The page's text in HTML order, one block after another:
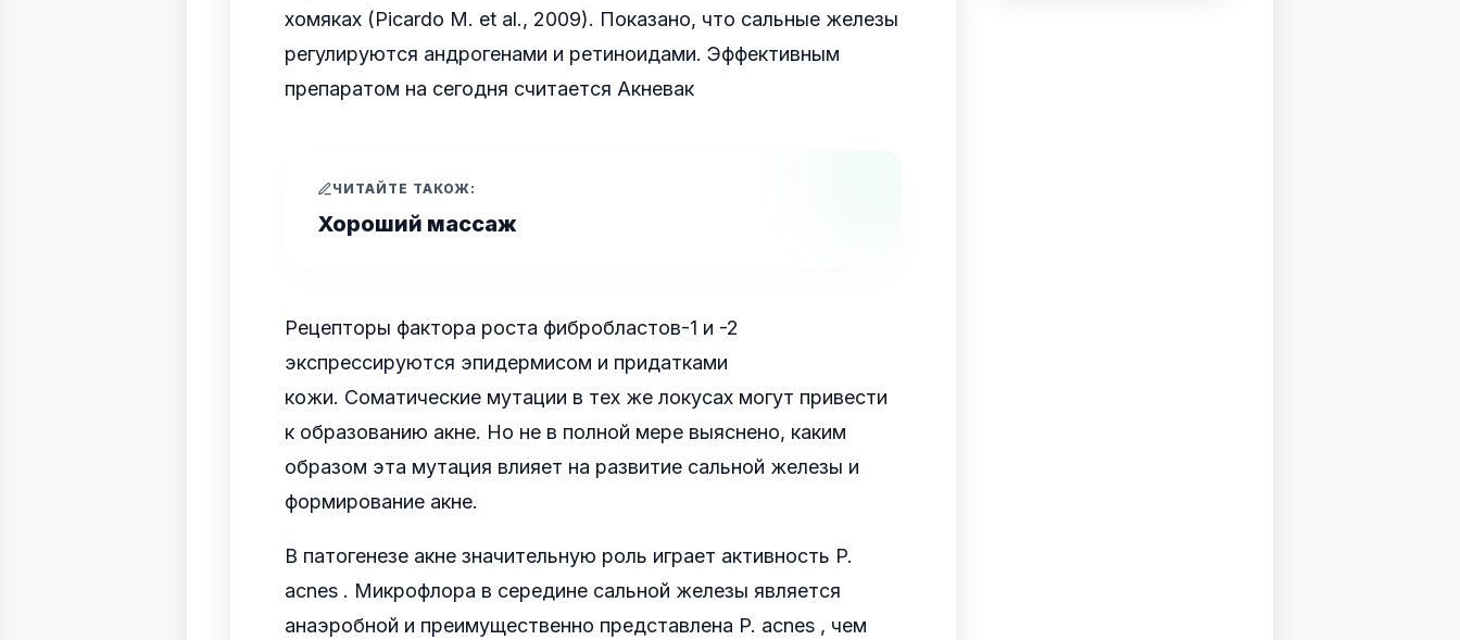
хомяках (Picardo M. et al., 2009). Показано, что сальные железы
регулируются андрогенами и ретиноидами. Эффективным
препаратом на сегодня считается Акневак
ЧИТАЙТЕ ТАКОЖ:
Хороший массаж
Рецепторы фактора роста фибробластов-1 и -2
экспрессируются эпидермисом и придатками
кожи. Соматические мутации в тех же локусах могут привести
к образованию акне. Но не в полной мере выяснено, каким
образом эта мутация влияет на развитие сальной железы и
формирование акне.
В патогенезе акне значительную роль играет активность P.
acnes . Микрофлора в середине сальной железы является
анаэробной и преимущественно представлена P. acnes , чем